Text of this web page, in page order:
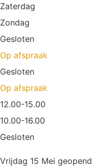
Zaterdag
Zondag
Gesloten
Op afspraak
Gesloten
Op afspraak
12.00-15.00
10.00-16.00
Gesloten
Vrijdag 15 Mei geopend